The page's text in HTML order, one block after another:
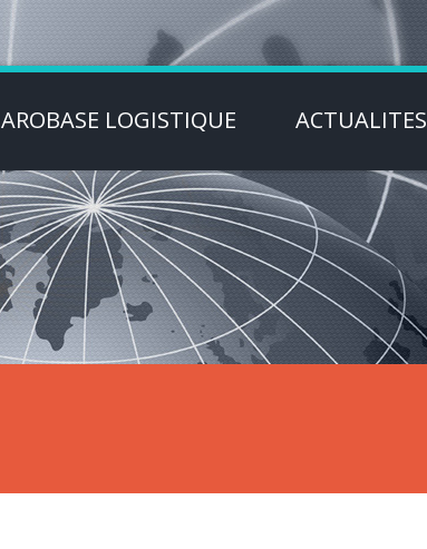
AROBASE LOGISTIQUE ACTUALITES